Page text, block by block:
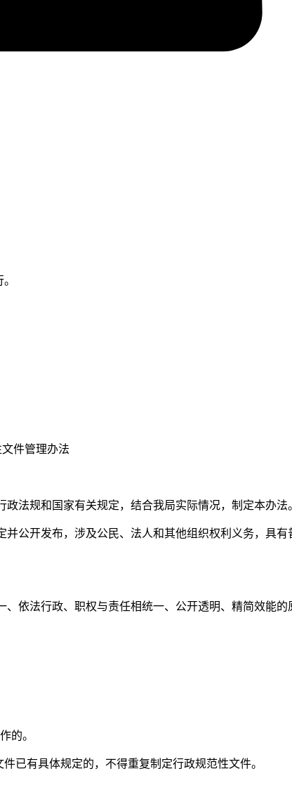
件管理办法
法规和国家有关规定，结合我局实际情况，制定本办法
公开发布，涉及公民、法人和其他组织权利义务，具有
依法行政、职权与责任相统一、公开透明、精简效能的
的。
已有具体规定的，不得重复制定行政规范性文件。